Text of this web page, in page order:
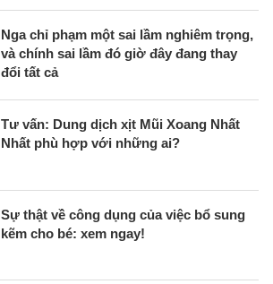
Nga chỉ phạm một sai lầm nghiêm trọng,
và chính sai lầm đó giờ đây đang thay
đổi tất cả
Tư vấn: Dung dịch xịt Mũi Xoang Nhất
Nhất phù hợp với những ai?
Sự thật về công dụng của việc bổ sung
kẽm cho bé: xem ngay!